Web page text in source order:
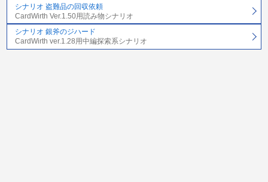
シナリオ 盗難品の回収依頼
CardWirth Ver.1.50用読み物シナリオ
シナリオ 銀斧のジハード
CardWirth ver.1.28用中編探索系シナリオ